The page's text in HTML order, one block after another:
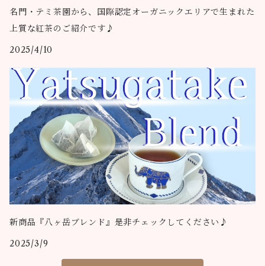
名門・テミ茶園から、国際認定オーガニックエリアで生まれた
上質な紅茶のご紹介です♪
2025/4/10
新商品『八ヶ岳ブレンド』是非チェックしてください♪
2025/3/9